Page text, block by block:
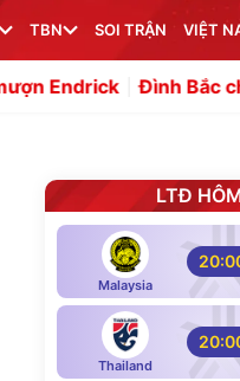
TBN SOI TRẬN VIỆT
Đình Bắc chia sẻ về sự
LTĐ
Malaysia
Thailand